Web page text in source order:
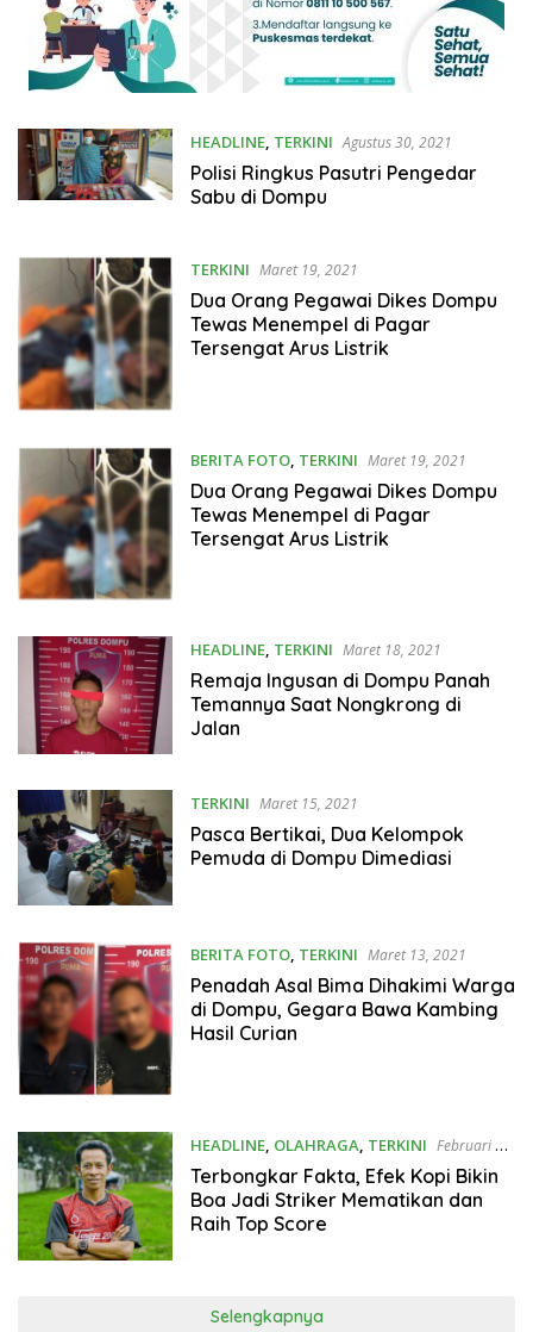
HEADLINE, TERKINI Agustus 30, 2021
Polisi Ringkus Pasutri Pengedar
Sabu di Dompu
TERKINI Maret 19, 2021
Dua Orang Pegawai Dikes Dompu
Tewas Menempel di Pagar
Tersengat Arus Listrik
BERITA FOTO, TERKINI Maret 19, 2021
Dua Orang Pegawai Dikes Dompu
Tewas Menempel di Pagar
Tersengat Arus Listrik
HEADLINE, TERKINI Maret 18, 2021
Remaja Ingusan di Dompu Panah
Temannya Saat Nongkrong di
Jalan
TERKINI Maret 15, 2021
Pasca Bertikai, Dua Kelompok
Pemuda di Dompu Dimediasi
BERITA FOTO, TERKINI Maret 13, 2021
Penadah Asal Bima Dihakimi Warga
di Dompu, Gegara Bawa Kambing
Hasil Curian
HEADLINE, OLAHRAGA, TERKINI Februari 26,
2021
Terbongkar Fakta, Efek Kopi Bikin
Boa Jadi Striker Mematikan dan
Raih Top Score
Selengkapnya